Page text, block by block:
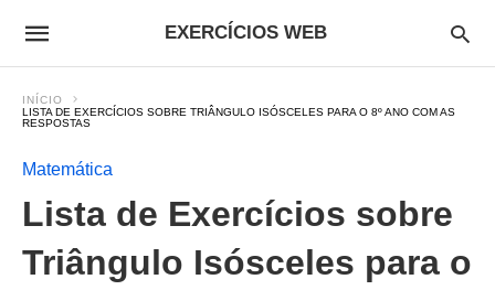
EXERCÍCIOS WEB
INÍCIO
LISTA DE EXERCÍCIOS SOBRE TRIÂNGULO ISÓSCELES PARA O 8º ANO COM AS
RESPOSTAS
Matemática
Lista de Exercícios sobre
Triângulo Isósceles para o